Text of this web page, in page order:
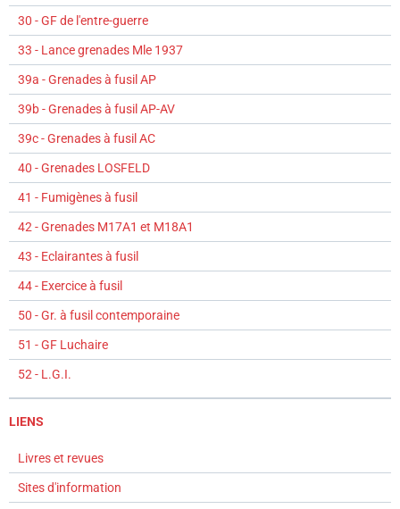
30 - GF de l'entre-guerre
33 - Lance grenades Mle 1937
39a - Grenades à fusil AP
39b - Grenades à fusil AP-AV
39c - Grenades à fusil AC
40 - Grenades LOSFELD
41 - Fumigènes à fusil
42 - Grenades M17A1 et M18A1
43 - Eclairantes à fusil
44 - Exercice à fusil
50 - Gr. à fusil contemporaine
51 - GF Luchaire
52 - L.G.I.
LIENS
Livres et revues
Sites d'information